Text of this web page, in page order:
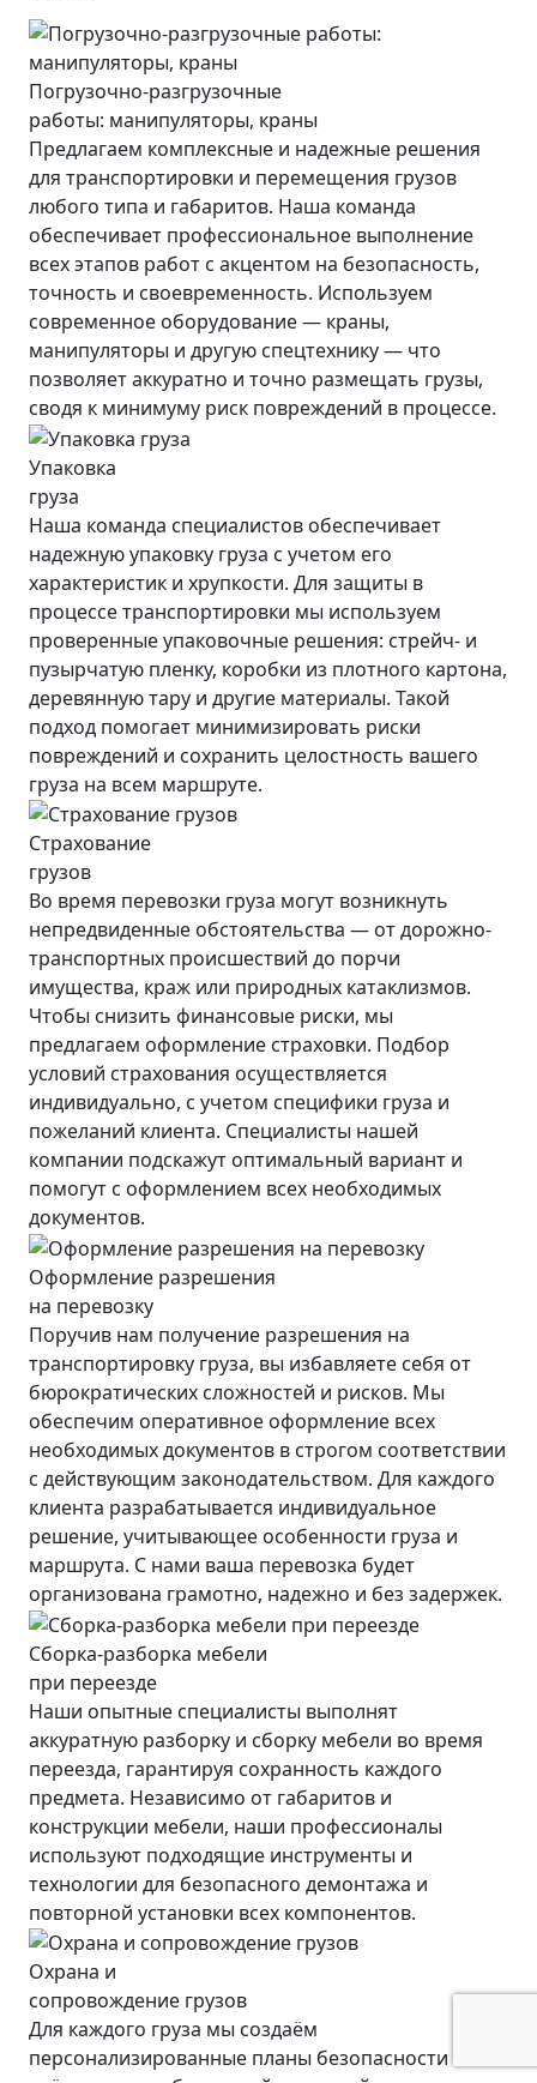
Погрузочно-разгрузочные
работы: манипуляторы, краны
Предлагаем комплексные и надежные решения
для транспортировки и перемещения грузов
любого типа и габаритов. Наша команда
обеспечивает профессиональное выполнение
всех этапов работ с акцентом на безопасность,
точность и своевременность. Используем
современное оборудование — краны,
манипуляторы и другую спецтехнику — что
позволяет аккуратно и точно размещать грузы,
сводя к минимуму риск повреждений в процессе.
Упаковка
груза
Наша команда специалистов обеспечивает
надежную упаковку груза с учетом его
характеристик и хрупкости. Для защиты в
процессе транспортировки мы используем
проверенные упаковочные решения: стрейч- и
пузырчатую пленку, коробки из плотного картона,
деревянную тару и другие материалы. Такой
подход помогает минимизировать риски
повреждений и сохранить целостность вашего
груза на всем маршруте.
Страхование
грузов
Во время перевозки груза могут возникнуть
непредвиденные обстоятельства — от дорожно-
транспортных происшествий до порчи
имущества, краж или природных катаклизмов.
Чтобы снизить финансовые риски, мы
предлагаем оформление страховки. Подбор
условий страхования осуществляется
индивидуально, с учетом специфики груза и
пожеланий клиента. Специалисты нашей
компании подскажут оптимальный вариант и
помогут с оформлением всех необходимых
документов.
Оформление разрешения
на перевозку
Поручив нам получение разрешения на
транспортировку груза, вы избавляете себя от
бюрократических сложностей и рисков. Мы
обеспечим оперативное оформление всех
необходимых документов в строгом соответствии
с действующим законодательством. Для каждого
клиента разрабатывается индивидуальное
решение, учитывающее особенности груза и
маршрута. С нами ваша перевозка будет
организована грамотно, надежно и без задержек.
Сборка-разборка мебели
при переезде
Наши опытные специалисты выполнят
аккуратную разборку и сборку мебели во время
переезда, гарантируя сохранность каждого
предмета. Независимо от габаритов и
конструкции мебели, наши профессионалы
используют подходящие инструменты и
технологии для безопасного демонтажа и
повторной установки всех компонентов.
Охрана и
сопровождение грузов
Для каждого груза мы создаём
персонализированные планы безопасности с